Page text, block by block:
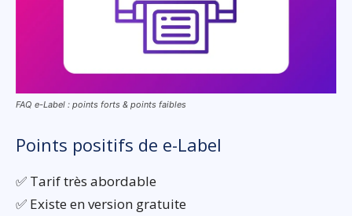
FAQ e-Label : points forts & points faibles
Points positifs de e-Label
✅ Tarif très abordable
✅ Existe en version gratuite